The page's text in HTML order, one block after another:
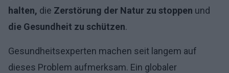
halten, die Zerstörung der Natur zu stoppen und
die Gesundheit zu schützen.
Gesundheitsexperten machen seit langem auf
dieses Problem aufmerksam. Ein globaler